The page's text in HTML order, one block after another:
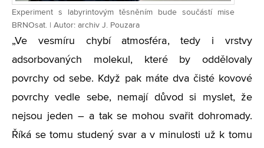
Experiment s labyrintovým těsněním bude součástí mise
BRNOsat. | Autor: archiv J. Pouzara
„Ve vesmíru chybí atmosféra, tedy i vrstvy
adsorbovaných molekul, které by oddělovaly
povrchy od sebe. Když pak máte dva čisté kovové
povrchy vedle sebe, nemají důvod si myslet, že
nejsou jeden – a tak se mohou svařit dohromady.
Říká se tomu studený svar a v minulosti už k tomu